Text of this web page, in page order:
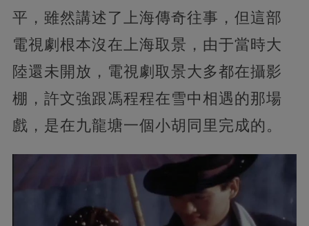
平，雖然講述了上海傳奇往事，但這部
電視劇根本沒在上海取景，由于當時大
陸還未開放，電視劇取景大多都在攝影
棚，許文強跟馮程程在雪中相遇的那場
戲，是在九龍塘一個小胡同里完成的。